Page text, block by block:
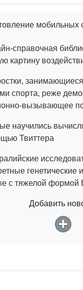
мобильных
справочная
картину
спорта, реже
вызывающее
научились
Твиттера
генетические
с тяжелой
Добавить